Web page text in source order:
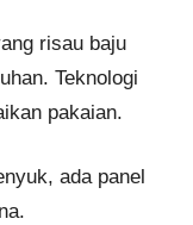
risau baju
Teknologi
pakaian.
ada panel